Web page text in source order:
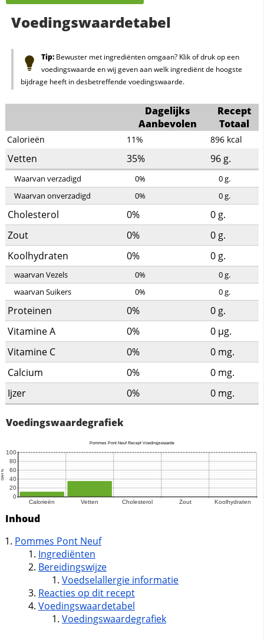
Voedingswaardetabel
Tip:Bewuster met ingrediënten omgaan? Klik of druk op een
voedingswaarde en wij geven aan welk ingrediënt de hoogste
bijdrage heeft in desbetreffende voedingswaarde.
Dagelijks
Aanbevolen
Recept
Totaal
Calorieën 11% 896 kcal
Vetten 35% 96 g.
Waarvan verzadigd 0% 0g.
Waarvan onverzadigd
0% 0g.
Cholesterol 0% 0 g.
Zout
0% 0 g.
Koolhydraten
0% 0 g.
waarvan Vezels 0% 0g.
waarvan Suikers
0% 0g.
Proteinen 0% 0 g.
Vitamine A
0% 0 µg.
Vitamine C
0% 0 mg.
Calcium
0% 0 mg.
Ijzer
0% 0 mg.
Voedingswaardegrafiek
Inhoud
Pommes Pont Neuf
Ingrediënten
Bereidingswijze
Voedselallergie informatie
Reacties op dit recept
Voedingswaardetabel
Voedingswaardegrafiek